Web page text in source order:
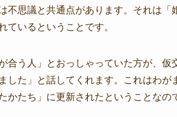
不思議と共通点があります。それは「
ているということです。
合う人」とおっしゃっていた方が、仮
した」と話してくれます。これはわが
かたち」に更新されたということなの